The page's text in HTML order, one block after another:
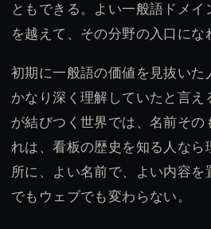
ともできる。よい一般語ドメ
を越えて、その分野の入口にな
初期に一般語の価値を見抜いた
かなり深く理解していたと言え
が結びつく世界では、名前その
れは、看板の歴史を知る人なら
所に、よい名前で、よい内容を
でもウェブでも変わらない。